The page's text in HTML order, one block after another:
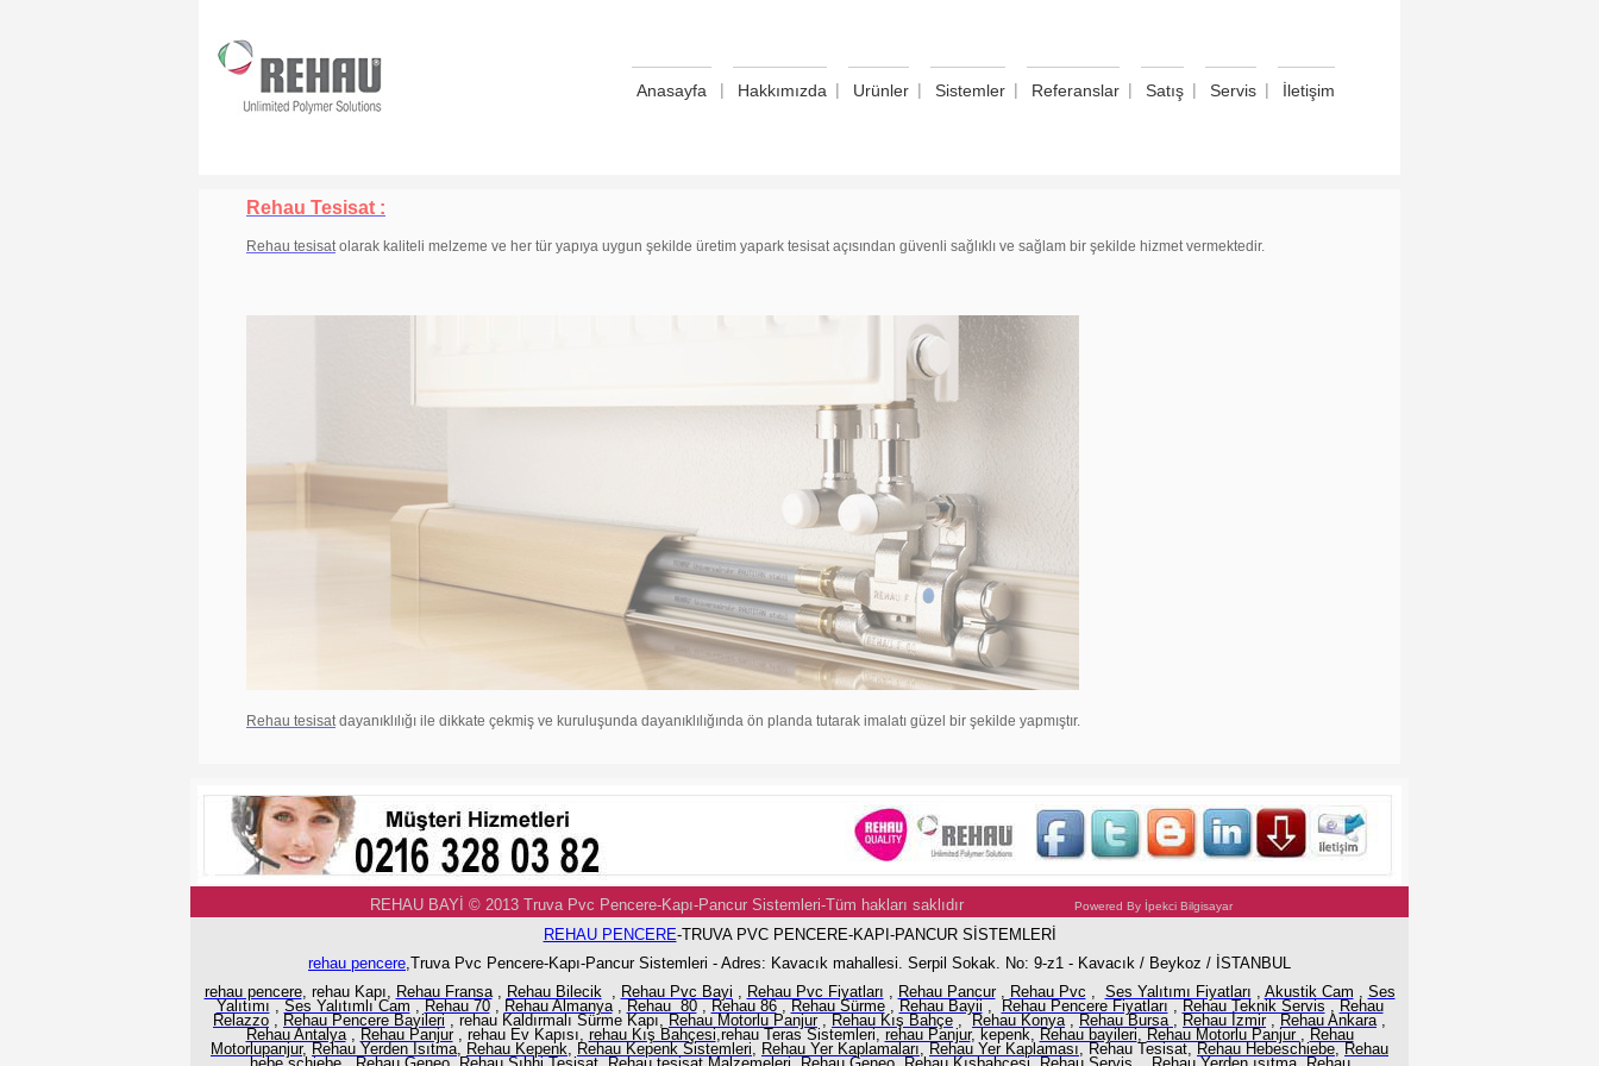
Anasayfa | Hakkımızda | Urünler | Sistemler | Referanslar | Satış | Servis | İletişim
Rehau Tesisat :
Rehau tesisatolarak kaliteli melzeme ve her tür yapıya uygun şekilde üretim yapark tesisat açısından güvenli sağlıklı ve sağlam bir şekilde hizmet vermektedir.
Rehau tesisat dayanıklılığı ile dikkate çekmiş ve kuruluşunda dayanıklılığında ön planda tutarak imalatı güzel bir şekilde yapmıştır.
REHAU BAYİ © 2013 Truva Pvc Pencere-Kapı-Pancur Sistemleri-Tüm hakları saklıdır Powered By İpekci Bilgisayar
REHAU PENCERE-TRUVA PVC PENCERE-KAPI-PANCUR SİSTEMLERİ
rehau pencere,Truva Pvc Pencere-Kapı-Pancur Sistemleri - Adres: Kavacık mahallesi. Serpil Sokak. No: 9-z1 - Kavacık / Beykoz / İSTANBUL
rehau pencere, rehau Kapı, Rehau Fransa, Rehau Bilecik, Rehau Pvc Bayi , Rehau Pvc Fiyatları , Rehau Pancur, Rehau Pvc , Ses Yalıtımı Fiyatları , Akustik Cam , Ses
Yalıtımı , Ses Yalıtımlı Cam , Rehau 70, Rehau Almanya, Rehau 80, Rehau 86, Rehau Sürme, Rehau Bayii , Rehau Pencere Fiyatları , Rehau Teknik Servis , Rehau
Relazzo , Rehau Pencere Bayileri , rehau Kaldırmalı Sürme Kapı, Rehau Motorlu Panjur, Rehau Kış Bahçe , Rehau Konya, Rehau Bursa , Rehau İzmir, Rehau Ankara,
Rehau Antalya, Rehau Panjur, rehau Ev Kapısı, rehau Kış Bahçesi,rehau Teras Sistemleri, rehau Panjur, kepenk, Rehau bayileri, Rehau Motorlu Panjur , Rehau
Motorlupanjur, Rehau Yerden Isıtma, Rehau Kepenk, Rehau Kepenk Sistemleri, Rehau Yer Kaplamaları, Rehau Yer Kaplaması, Rehau Tesisat, Rehau Hebeschiebe, Rehau